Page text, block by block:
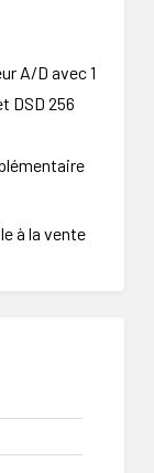
A/D avec 1
DSD 256
à la vente